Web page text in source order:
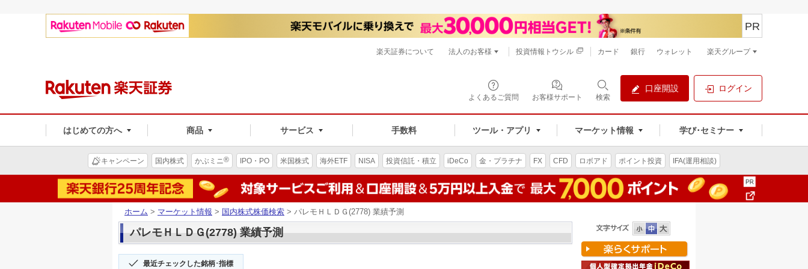
よくあるご質問 お客様サポート 検索
口座開設 ログイン
はじめての方へ 商品 サービス 手数料 ツール・アプリ マーケット情報 学び･セミナー
PR
楽天証券について 法人のお客様 投資情報トウシル カード 銀行 ウォレット 楽天グループ
キャンペーン 国内株式 かぶミニ® IPO・PO 米国株式 海外ETF NISA 投資信託・積立 iDeCo 金・プラチナ FX CFD ロボアド ポイント投資 IFA(運用相談)
ホーム > マーケット情報 > 国内株式株価検索 > パレモＨＬＤＧ(2778) 業績予測
パレモＨＬＤＧ(2778) 業績予測
最近チェックした銘柄･指標